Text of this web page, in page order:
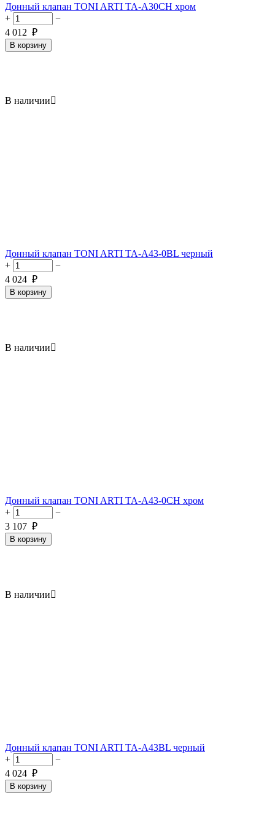
Донный клапан TONI ARTI TA-A30CH хром
+
−
4 012 ₽
В корзину
В наличии
Донный клапан TONI ARTI TA-A43-0BL черный
+
−
4 024 ₽
В корзину
В наличии
Донный клапан TONI ARTI TA-A43-0CH хром
+
−
3 107 ₽
В корзину
В наличии
Донный клапан TONI ARTI TA-A43BL черный
+
−
4 024 ₽
В корзину